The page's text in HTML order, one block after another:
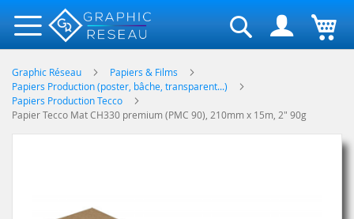
Rechercher
Graphic Réseau
Papiers & Films
Papiers Production (poster, bâche, transparent...)
Papiers Production Tecco
Papier Tecco Mat CH330 premium (PMC 90), 210mm x 15m, 2" 90g